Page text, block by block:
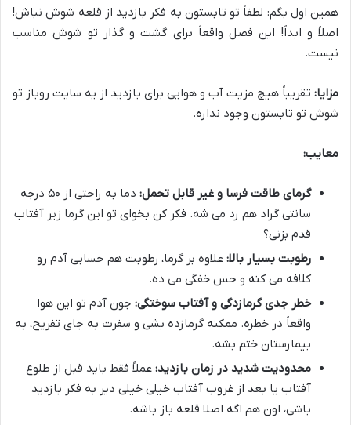
همین اول بگم: لطفاً تو تابستون به فکر بازدید از قلعه شوش نباش!
اصلاً و ابداً! این فصل واقعاً برای گشت و گذار تو شوش مناسب
نیست.
مزایا: تقریباً هیچ مزیت آب و هوایی برای بازدید از یه سایت روباز تو
شوش تو تابستون وجود نداره.
معایب:
گرمای طاقت فرسا و غیر قابل تحمل:
دما به راحتی از ۵۰ درجه
سانتی گراد هم رد می شه. فکر کن بخوای تو این گرما زیر آفتاب
قدم بزنی؟
رطوبت بسیار بالا: علاوه بر گرما، رطوبت هم حسابی آدم رو
کلافه می کنه و حس خفگی می ده.
خطر جدی گرمازدگی و آفتاب سوختگی: جون آدم تو این هوا
واقعاً در خطره. ممکنه گرمازده بشی و سفرت به جای تفریح، به
بیمارستان ختم بشه.
محدودیت شدید در زمان بازدید: عملاً فقط باید قبل از طلوع
آفتاب یا بعد از غروب آفتاب خیلی خیلی دیر به فکر بازدید
باشی، اون هم اگه اصلا قلعه باز باشه.